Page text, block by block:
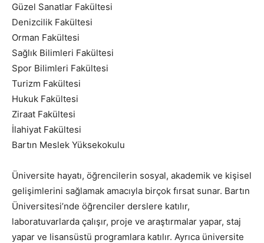
Güzel Sanatlar Fakültesi
Denizcilik Fakültesi
Orman Fakültesi
Sağlık Bilimleri Fakültesi
Spor Bilimleri Fakültesi
Turizm Fakültesi
Hukuk Fakültesi
Ziraat Fakültesi
İlahiyat Fakültesi
Bartın Meslek Yüksekokulu
Üniversite hayatı, öğrencilerin sosyal, akademik ve kişisel
gelişimlerini sağlamak amacıyla birçok fırsat sunar. Bartın
Üniversitesi’nde öğrenciler derslere katılır,
laboratuvarlarda çalışır, proje ve araştırmalar yapar, staj
yapar ve lisansüstü programlara katılır. Ayrıca üniversite